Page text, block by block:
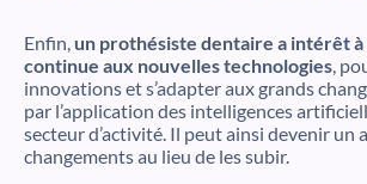
Enfin, un prothésiste dentaire a intérêt
continue aux nouvelles technologies,
innovations et s’adapter aux grands
par l’application des intelligences
secteur d’activité. Il peut ainsi devenir un
changements au lieu de les subir.